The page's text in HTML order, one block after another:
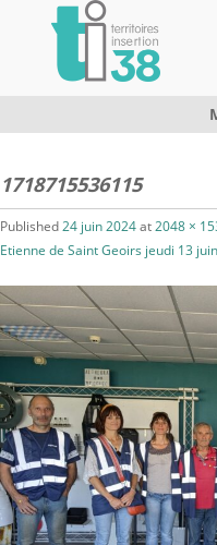
1718715536115
Published24 juin 2024at2048 ×
Etienne de Saint Geoirs jeudi 13 juin